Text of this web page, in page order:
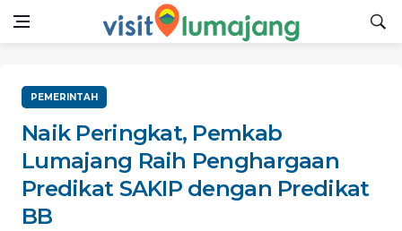
PEMERINTAH
Naik Peringkat, Pemkab
Lumajang Raih Penghargaan
Predikat SAKIP dengan Predikat
BB